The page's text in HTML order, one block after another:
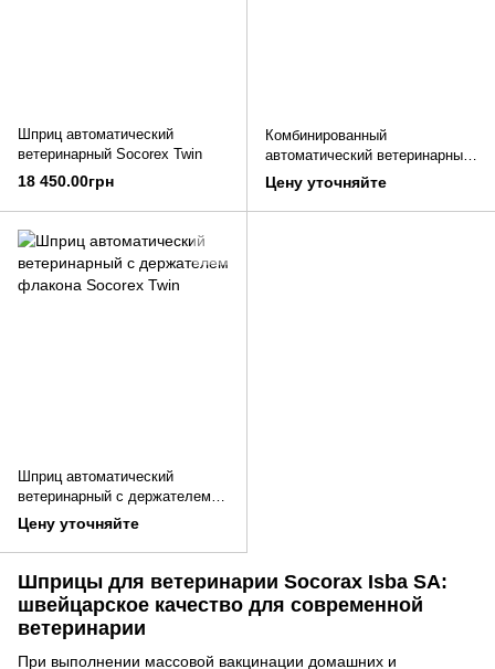
Шприц автоматический
ветеринарный Socorex Twin
18 450.00грн
Комбинированный
автоматический ветеринарный
набор Socorex Combo
Цену уточняйте
Шприц автоматический
ветеринарный с держателем
флакона Socorex Twin
Цену уточняйте
Шприцы для ветеринарии Socorax Isba SA:
швейцарское качество для современной
ветеринарии
При выполнении массовой вакцинации домашних и